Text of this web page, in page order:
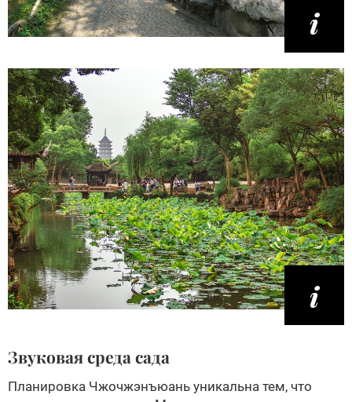
Звуковая среда сада
Планировка Чжочжэнъюань уникальна тем, что